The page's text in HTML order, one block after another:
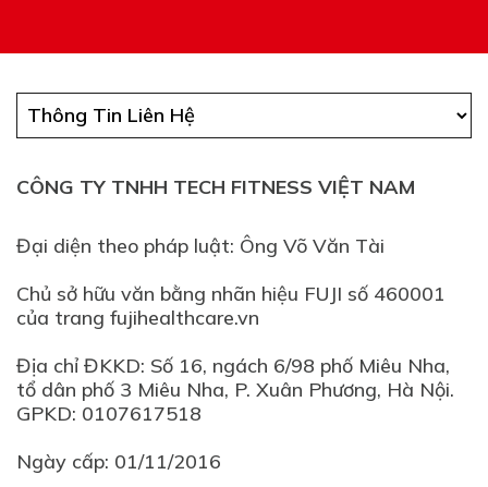
CÔNG TY TNHH TECH FITNESS VIỆT NAM
Đại diện theo pháp luật: Ông Võ Văn Tài
Chủ sở hữu văn bằng nhãn hiệu FUJI số 460001
của trang fujihealthcare.vn
Địa chỉ ĐKKD: Số 16, ngách 6/98 phố Miêu Nha,
tổ dân phố 3 Miêu Nha, P. Xuân Phương, Hà Nội.
GPKD: 0107617518
Ngày cấp: 01/11/2016